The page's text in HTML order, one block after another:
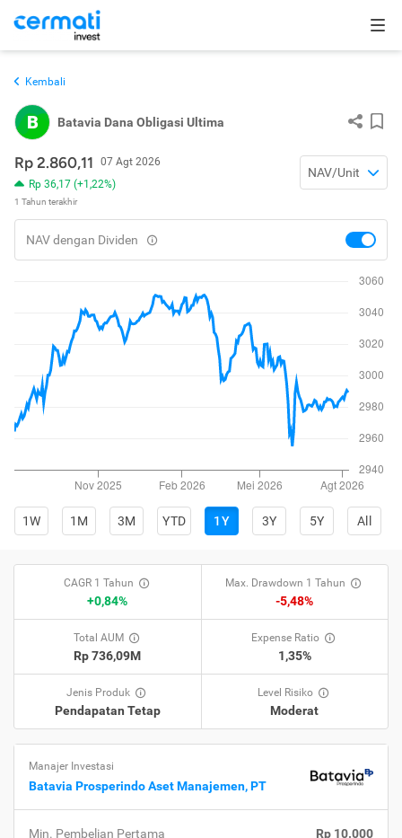
Kembali
B Batavia Dana Obligasi Ultima
Rp 2.860,11
07 Agt 2026
Rp 36,17 (+1,22%)
1 Tahun terakhir
NAV/Unit
NAV dengan Dividen
toggle
nav
1W 1M 3M YTD 1Y 3Y 5Y All
CAGR 1 Tahun
+0,84%
Max. Drawdown 1 Tahun
-5,48%
Total AUM
Rp 736,09M
Expense Ratio
1,35%
Jenis Produk
Pendapatan Tetap
Level Risiko
Moderat
Manajer Investasi
Batavia Prosperindo Aset Manajemen, PT
Min. Pembelian Pertama
Rp 10.000